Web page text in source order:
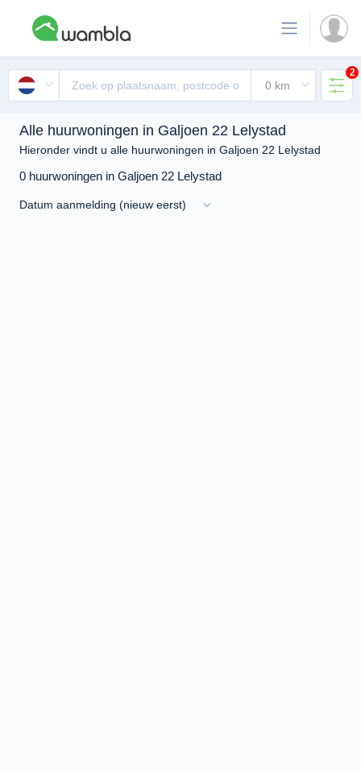
2
Alle huurwoningen in Galjoen 22 Lelystad
Hieronder vindt u alle huurwoningen in Galjoen 22 Lelystad
0 huurwoningen in Galjoen 22 Lelystad